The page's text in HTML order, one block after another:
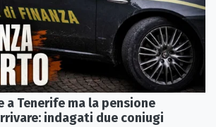
a Tenerife ma la pensione
indagati due coniugi